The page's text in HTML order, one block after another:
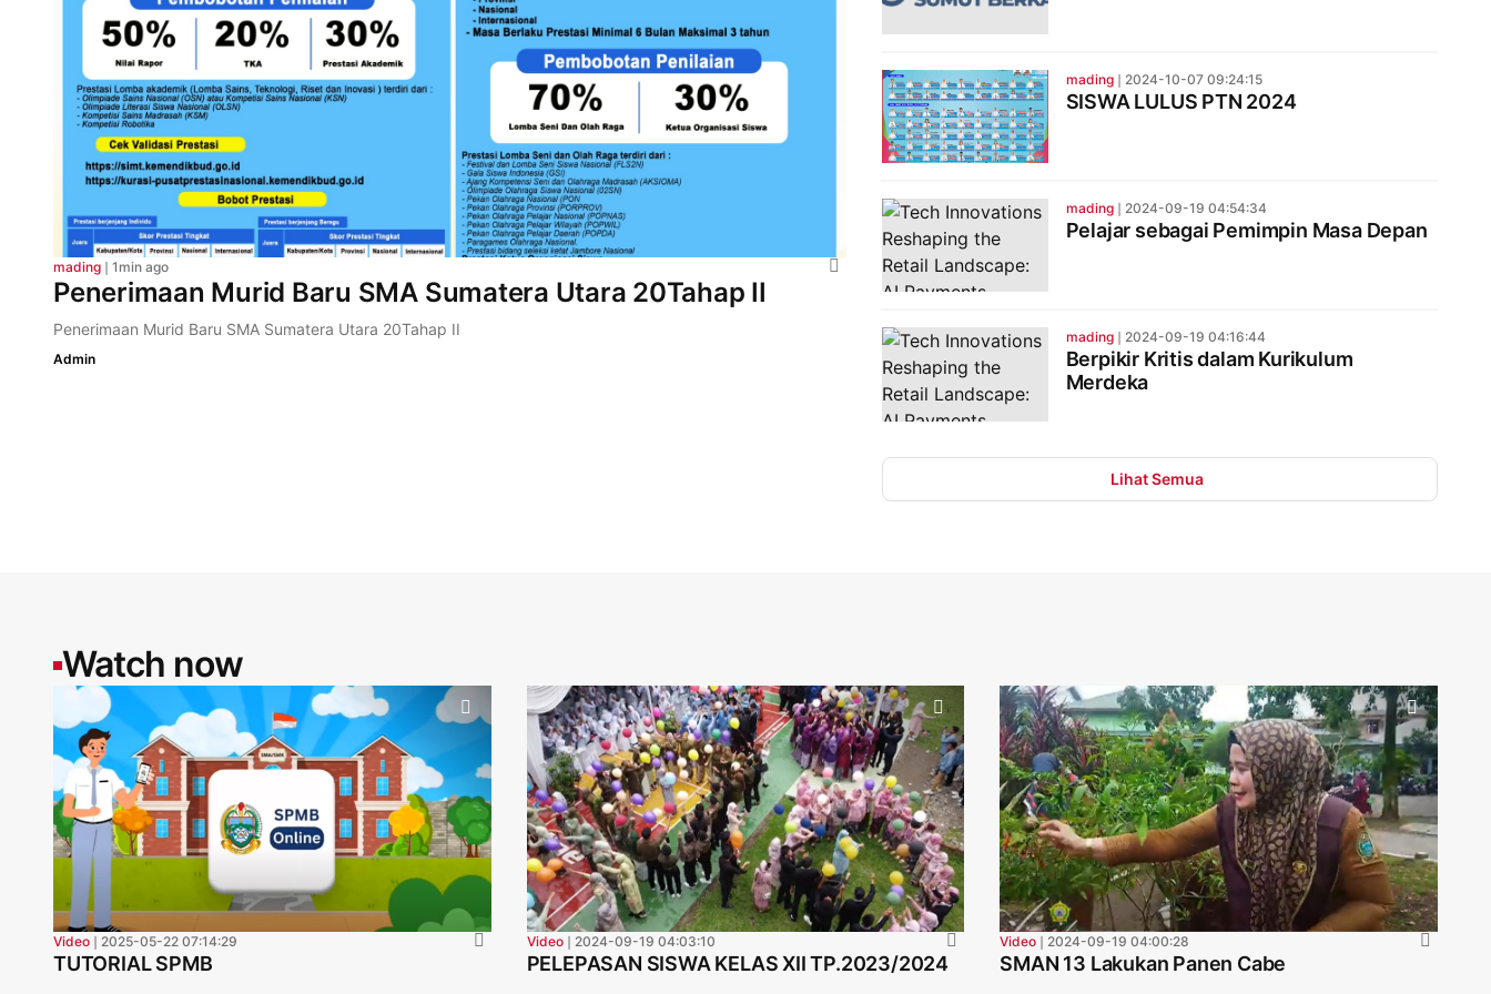
mading ❘ 1min ago
Penerimaan Murid Baru SMA Sumatera Utara 20Tahap II
Penerimaan Murid Baru SMA Sumatera Utara 20Tahap II
Admin
mading❘ 2024-10-07 09:24:15
SISWA LULUS PTN 2024
mading❘ 2024-09-19 04:54:34
Pelajar sebagai Pemimpin Masa Depan
mading❘ 2024-09-19 04:16:44
Berpikir Kritis dalam Kurikulum
Merdeka
Lihat Semua
Watch now
Video ❘ 2025-05-22 07:14:29
TUTORIAL SPMB
Video❘ 2024-09-19 04:03:10
PELEPASAN SISWA KELAS XII TP.2023/2024
Video ❘ 2024-09-19 04:00:28
SMAN 13 Lakukan Panen Cabe